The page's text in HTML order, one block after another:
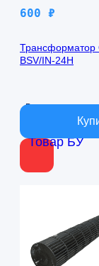
Товар БУ
600 ₽
Трансформатор
BSV/IN-24H
В наличии